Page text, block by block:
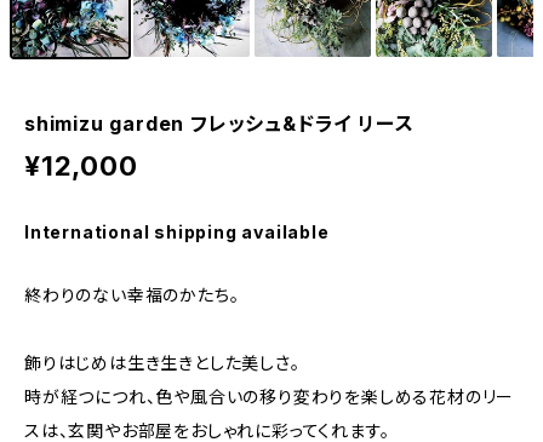
shimizu garden フレッシュ&ドライ リース
¥12,000
International shipping available
終わりのない幸福のかたち。
飾りはじめは生き生きとした美しさ。
時が経つにつれ、色や風合いの移り変わりを楽しめる花材のリー
スは、玄関やお部屋をおしゃれに彩ってくれます。